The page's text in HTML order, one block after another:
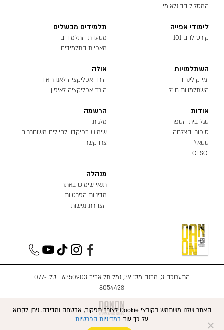
המסלול הבינלאומי
לימודי אפייה
קורס לחם 101
השתלמויות
ימי קולינריה
השתלמויות חו״ל
תלמידים מבשלים
מסעדת התלמידים
מאפיית התלמידים
אולה
הורד אפליקציה לאנדרואיד
הורד אפליקציה לאיפון
אודות
סגל בית הספר
סיפורי הצלחה
סטאז'
CTSCI
הרשמה
מלגות
שימוש בפיקדון לחיילים משוחררים
צרו קשר
מנהלה
תנאי שימוש באתר
מדיניות הפרטיות
הצהרת נגישות
התערוכה 3, מבנה מס׳ 39, נמל תל אביב 6350903 | טל.
077-
8054428
האתר שלנו משתמש בקובצי Cookie לצורך תפקוד, אבטחה ומדידה. ניתן לקרוא
על כך עוד במדיניות הפרטיות